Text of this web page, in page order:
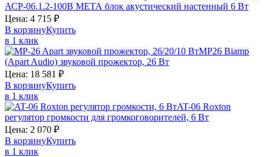
АСР-06.1.2-100В МЕТА блок акустический настенный 6 Вт
Цена: 4 715 ₽
В корзинуКупить
в 1 клик
MP26 Biamp
(Apart Audio) звуковой прожектор, 26 Вт
Цена: 18 581 ₽
В корзинуКупить
в 1 клик
AT-06 Roxton
регулятор громкости для громкоговорителей, 6 Вт
Цена: 2 070 ₽
В корзинуКупить
в 1 клик